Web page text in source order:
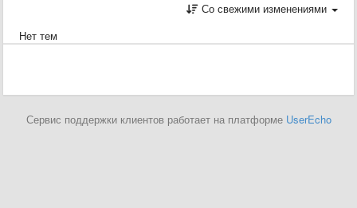
Со свежими изменениями
Нет тем
Сервис поддержки клиентов работает на платформе UserEcho